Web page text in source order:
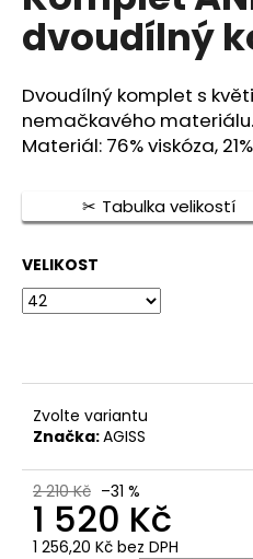
0,0
z
hvězdiček.
dvoudílný
Dvoudílný komplet s
nemačkavého materiálu.
Materiál: 76% viskóza,
Tabulka velikostí
VELIKOST
Zvolte variantu
Značka:AGISS
2 210 Kč –31 %
1 520 Kč
1 256,20 Kč bez DPH
a
j
í
t
?
o
u
č
u